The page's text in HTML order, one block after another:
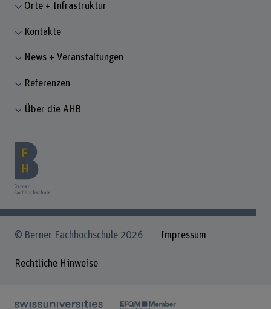
Orte + Infrastruktur
Kontakte
News + Veranstaltungen
Referenzen
Über die AHB
© Berner Fachhochschule 2026 Impressum
Rechtliche Hinweise